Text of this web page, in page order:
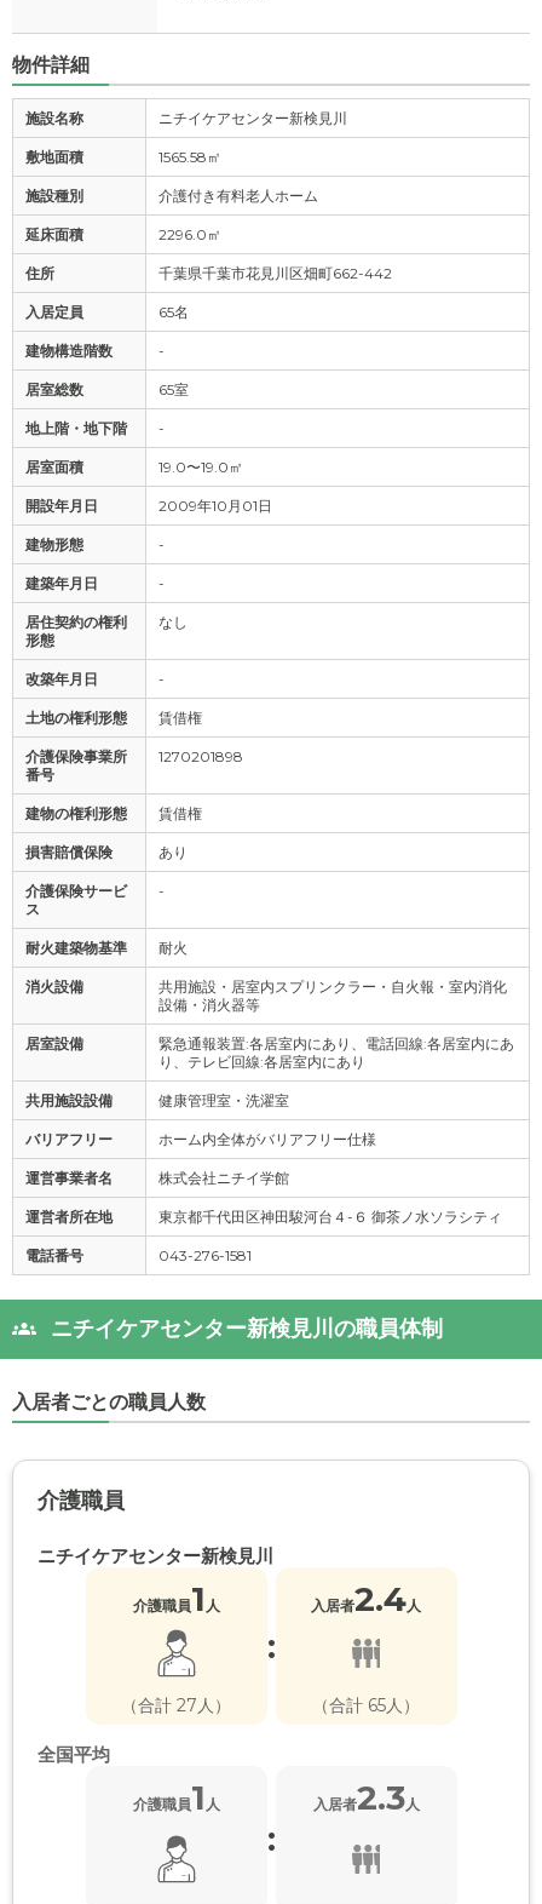
物件詳細
施設名称 ニチイケアセンター新検見川
敷地面積 1565.58㎡
施設種別 介護付き有料老人ホーム
延床面積 2296.0㎡
住所 千葉県千葉市花見川区畑町662-442
入居定員 65名
建物構造階数 -
居室総数 65室
地上階・地下階 -
居室面積 19.0〜19.0㎡
開設年月日 2009年10月01日
建物形態 -
建築年月日 -
居住契約の権利
形態
なし
改築年月日 -
土地の権利形態 賃借権
介護保険事業所
番号
1270201898
建物の権利形態 賃借権
損害賠償保険 あり
介護保険サービ
ス
-
耐火建築物基準 耐火
消火設備
共用施設・居室内スプリンクラー・自火報・室内消化
設備・消火器等
居室設備
緊急通報装置:各居室内にあり、電話回線:各居室内にあ
り、テレビ回線:各居室内にあり
共用施設設備 健康管理室・洗濯室
バリアフリー ホーム内全体がバリアフリー仕様
運営事業者名 株式会社ニチイ学館
運営者所在地 東京都千代田区神田駿河台４-６ 御茶ノ水ソラシティ
電話番号 043-276-1581
ニチイケアセンター新検見川の職員体制
入居者ごとの職員人数
介護職員
ニチイケアセンター新検見川
介護職員1 人
（合計 27人）
:
入居者2.4 人
（合計 65人）
全国平均
介護職員1 人
:
入居者2.3人